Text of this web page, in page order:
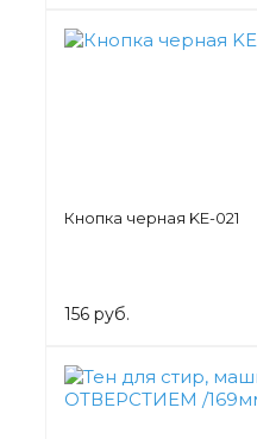
Кнопка черная KE-021
156 руб.